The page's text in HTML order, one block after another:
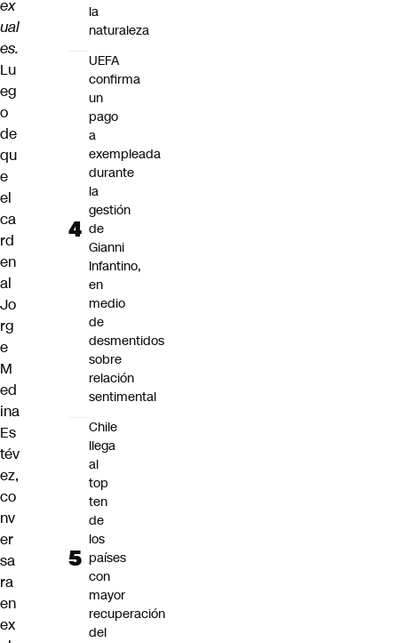
ex
ual
es.
Lu
eg
o
de
qu
e
el
ca
rd
en
al
Jo
rg
e
M
ed
ina
Es
tév
ez,
co
nv
er
sa
ra
en
ex
la
naturaleza
UEFA
confirma
un
pago
a
exempleada
durante
la
gestión
de
Gianni
Infantino,
en
medio
de
desmentidos
sobre
relación
sentimental
Chile
llega
al
top
ten
de
los
países
con
mayor
recuperación
del